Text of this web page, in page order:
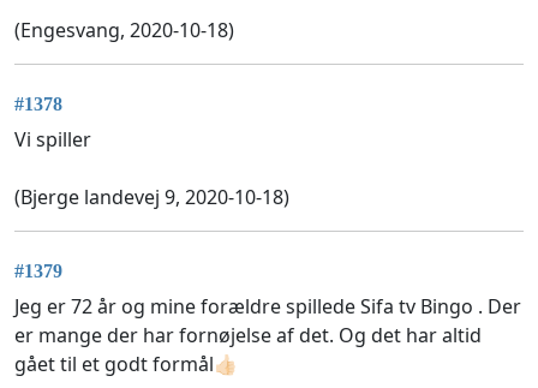
(Engesvang, 2020-10-18)
#1378
Vi spiller
(Bjerge landevej 9, 2020-10-18)
#1379
Jeg er 72 år og mine forældre spillede Sifa tv Bingo . Der
er mange der har fornøjelse af det. Og det har altid
gået til et godt formål👍🏻